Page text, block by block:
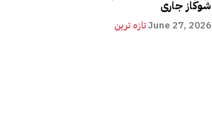
شوکاز جاری
تازہ ترینJune 27, 2026